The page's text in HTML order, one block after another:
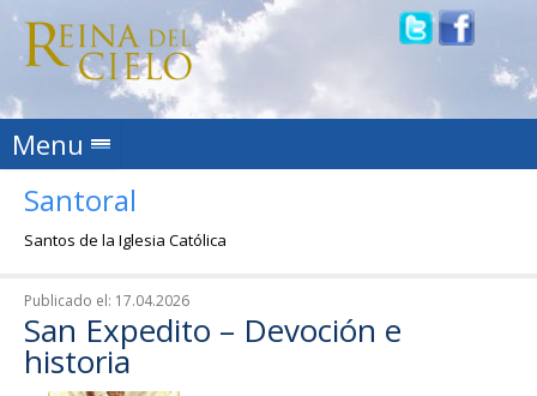
Menu Skip to content
Santoral
Santos de la Iglesia Católica
Publicado el: 17.04.2026
San Expedito – Devoción e
historia